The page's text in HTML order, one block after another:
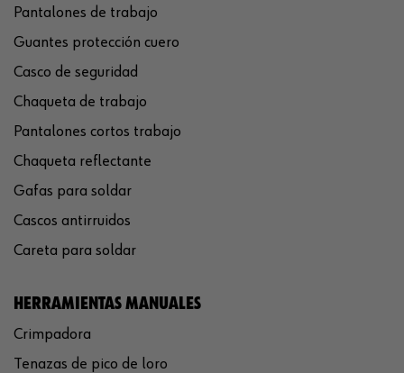
Pantalones de trabajo
Guantes protección cuero
Casco de seguridad
Chaqueta de trabajo
Pantalones cortos trabajo
Chaqueta reflectante
Gafas para soldar
Cascos antirruidos
Careta para soldar
HERRAMIENTAS MANUALES
Crimpadora
Tenazas de pico de loro